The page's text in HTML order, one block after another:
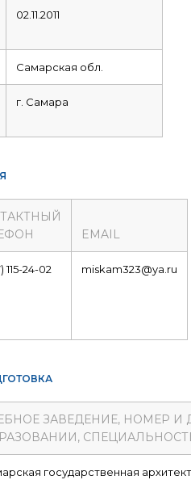
02.11.2011
Самарская обл.
г. Самара
EMAIL
115-24-02 miskam323@ya.ru
ЗАВЕДЕНИЕ, НОМЕР И
государственная